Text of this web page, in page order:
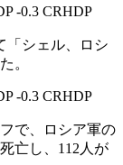
-0.3 CRHDP
「シェル、ロシ
。
-0.3 CRHDP
で、ロシア軍の
亡し、112人が